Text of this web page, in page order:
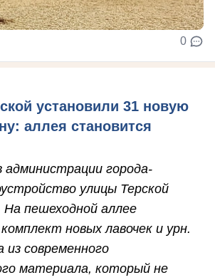
0
установили 31 новую
аллея становится
администрации города-
улицы Терской
пешеходной аллее
новых лавочек и урн.
из современного
материала, который не